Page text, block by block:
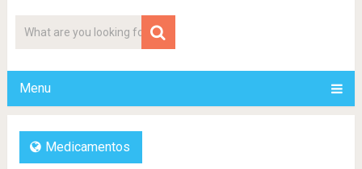
Menu
Medicamentos